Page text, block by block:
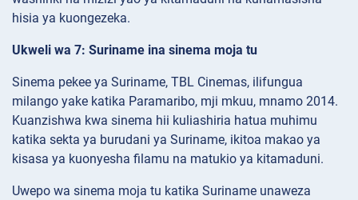
hisia ya kuongezeka.
Ukweli wa 7: Suriname ina sinema moja tu
Sinema pekee ya Suriname, TBL Cinemas, ilifungua
milango yake katika Paramaribo, mji mkuu, mnamo 2014.
Kuanzishwa kwa sinema hii kuliashiria hatua muhimu
katika sekta ya burudani ya Suriname, ikitoa makao ya
kisasa ya kuonyesha filamu na matukio ya kitamaduni.
Uwepo wa sinema moja tu katika Suriname unaweza